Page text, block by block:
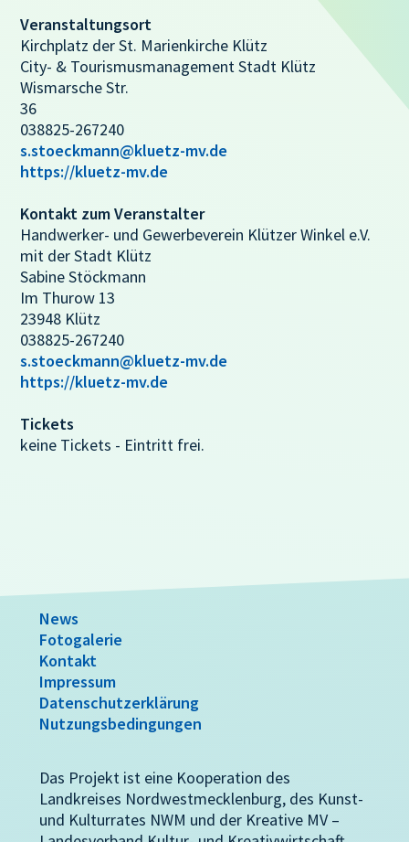
Veranstaltungsort
Kirchplatz der St. Marienkirche Klütz
City- & Tourismusmanagement Stadt Klütz
Wismarsche Str.
36
038825-267240
s.stoeckmann@kluetz-mv.de
https://kluetz-mv.de
Kontakt zum Veranstalter
Handwerker- und Gewerbeverein Klützer Winkel e.V.
mit der Stadt Klütz
Sabine Stöckmann
Im Thurow 13
23948 Klütz
038825-267240
s.stoeckmann@kluetz-mv.de
https://kluetz-mv.de
Tickets
keine Tickets - Eintritt frei.
News
Fotogalerie
Kontakt
Impressum
Datenschutzerklärung
Nutzungsbedingungen
Das Projekt ist eine Kooperation des
Landkreises Nordwestmecklenburg, des Kunst-
und Kulturrates NWM und der Kreative MV –